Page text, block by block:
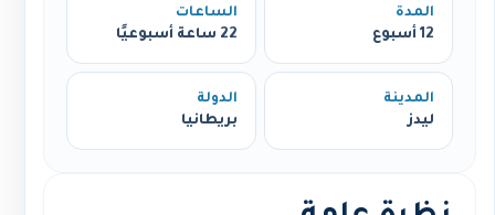
المدة
12 أسبوع
الساعات
22 ساعة أسبوعيًا
المدينة
ليدز
الدولة
بريطانيا